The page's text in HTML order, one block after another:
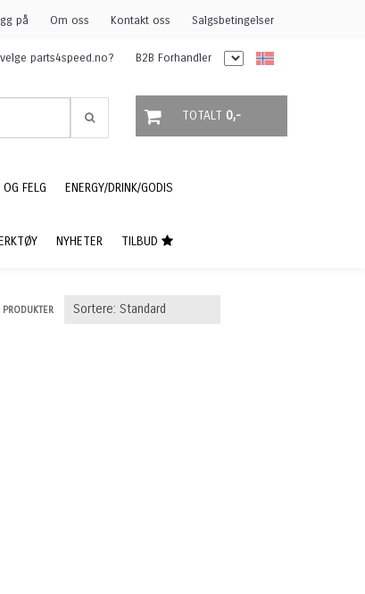
på Om oss Kontakt oss Salgsbetingelser
parts4speed.no? B2B Forhandler
TOTALT 0,-
OG FELG ENERGY/DRINK/GODIS
NYHETER TILBUD
PRODUKTER